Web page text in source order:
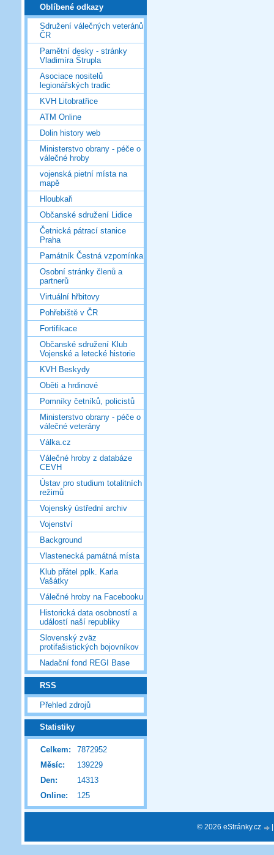
Oblíbené odkazy
Sdružení válečných veteránů
ČR
Pamětní desky - stránky
Vladimíra Štrupla
Asociace nositelů
legionářských tradic
KVH Litobratřice
ATM Online
Dolin history web
Ministerstvo obrany - péče o
válečné hroby
vojenská pietní místa na
mapě
Hloubkaři
Občanské sdružení Lidice
Četnická pátrací stanice
Praha
Památník Čestná vzpomínka
Osobní stránky členů a
partnerů
Virtuální hřbitovy
Pohřebiště v ČR
Fortifikace
Občanské sdružení Klub
Vojenské a letecké historie
KVH Beskydy
Oběti a hrdinové
Pomníky četníků, policistů
Ministerstvo obrany - péče o
válečné veterány
Válka.cz
Válečné hroby z databáze
CEVH
Ústav pro studium totalitních
režimů
Vojenský ústřední archiv
Vojenství
Background
Vlastenecká památná místa
Klub přátel pplk. Karla
Vašátky
Válečné hroby na Facebooku
Historická data osobností a
událostí naší republiky
Slovenský zväz
protifašistických bojovníkov
Nadační fond REGI Base
RSS
Přehled zdrojů
Statistiky
Online: 125
Celkem:
7872952
Měsíc:
139229
Den:
14313
© 2026 eStránky.cz